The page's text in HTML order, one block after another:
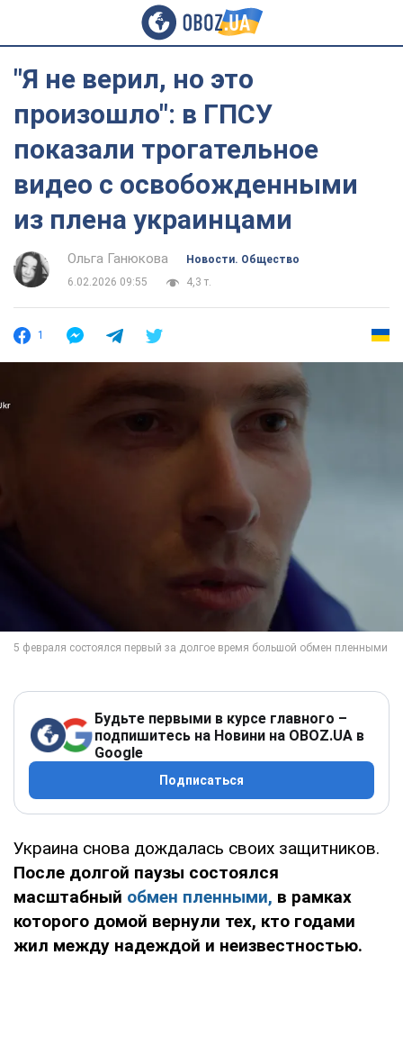
"Я не верил, но это
произошло": в ГПСУ
показали трогательное
видео с освобожденными
из плена украинцами
Ольга Ганюкова
Новости. Общество
6.02.2026 09:55
4,3 т.
1
Будьте первыми в курсе главного –
подпишитесь на Новини на OBOZ.UA в
Google
Подписаться
Украина снова дождалась своих защитников.
После долгой паузы состоялся
масштабный обмен пленными, в рамках
которого домой вернули тех, кто годами
жил между надеждой и неизвестностью.